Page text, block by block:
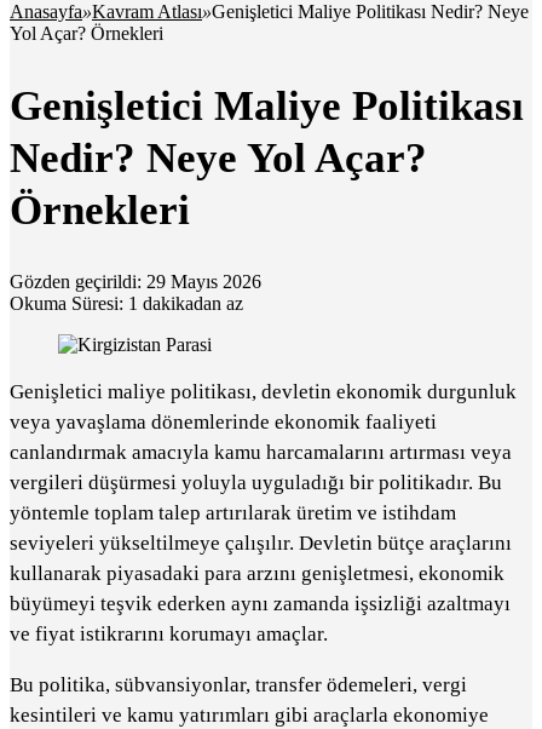
Anasayfa»Kavram Atlası»Genişletici Maliye Politikası Nedir? Neye
Yol Açar? Örnekleri
Genişletici Maliye Politikası
Nedir? Neye Yol Açar?
Örnekleri
Gözden geçirildi: 29 Mayıs 2026
Okuma Süresi: 1 dakikadan az
Genişletici maliye politikası, devletin ekonomik durgunluk
veya yavaşlama dönemlerinde ekonomik faaliyeti
canlandırmak amacıyla kamu harcamalarını artırması veya
vergileri düşürmesi yoluyla uyguladığı bir politikadır. Bu
yöntemle toplam talep artırılarak üretim ve istihdam
seviyeleri yükseltilmeye çalışılır. Devletin bütçe araçlarını
kullanarak piyasadaki para arzını genişletmesi, ekonomik
büyümeyi teşvik ederken aynı zamanda işsizliği azaltmayı
ve fiyat istikrarını korumayı amaçlar.
Bu politika, sübvansiyonlar, transfer ödemeleri, vergi
kesintileri ve kamu yatırımları gibi araçlarla ekonomiye